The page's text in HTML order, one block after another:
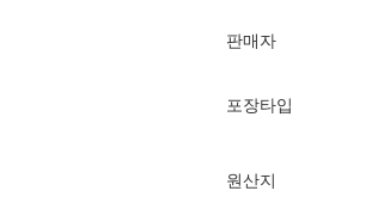
판매자
포장타입
원산지